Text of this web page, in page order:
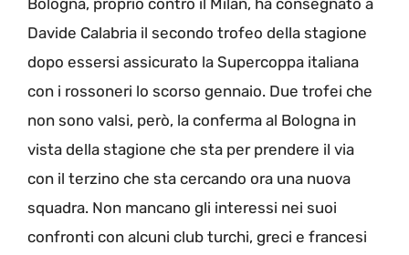
Davide Calabria il secondo trofeo della stagione
dopo essersi assicurato la Supercoppa italiana
con i rossoneri lo scorso gennaio. Due trofei che
non sono valsi, però, la conferma al Bologna in
vista della stagione che sta per prendere il via
con il terzino che sta cercando ora una nuova
squadra. Non mancano gli interessi nei suoi
confronti con alcuni club turchi, greci e francesi